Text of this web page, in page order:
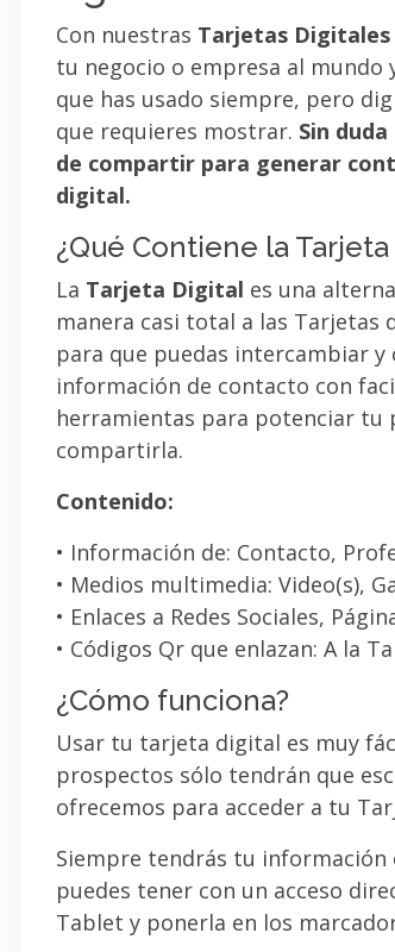
Con nuestras Tarjetas Digitales
tu negocio o empresa al mundo
que has usado siempre, pero
que requieres mostrar. Sin
de compartir para generar
digital.
¿Qué Contiene la
La Tarjeta Digital es una
manera casi total a las Tarjetas
para que puedas intercambiar
información de contacto con
herramientas para potenciar tu
compartirla.
Contenido:
• Información de: Contacto,
• Medios multimedia: Video(s),
• Enlaces a Redes Sociales,
• Códigos Qr que enlazan: A la
¿Cómo funciona?
Usar tu tarjeta digital es muy
prospectos sólo tendrán que
ofrecemos para acceder a tu
Siempre tendrás tu
puedes tener con un acceso
Tablet y ponerla en los